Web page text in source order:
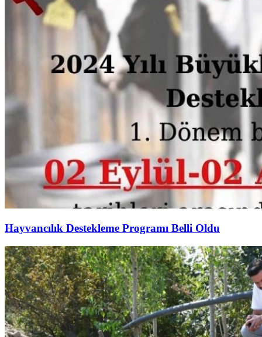
Hayvancılık Destekleme Programı Belli Oldu